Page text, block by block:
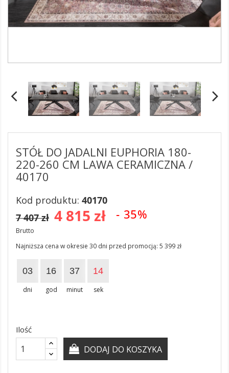
STÓŁ DO JADALNI EUPHORIA 180-
220-260 CM LAWA CERAMICZNA /
40170
Kod produktu: 40170
4 815 zł - 35%
7 407 zł
Brutto
Najniższa cena w okresie 30 dni przed promocją: 5 399 zł
03
dni
16
god
37
minut
14
sek
Ilość
DODAJ DO KOSZYKA